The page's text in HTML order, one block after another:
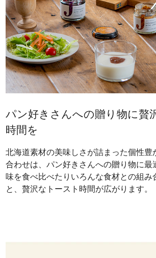
パン好きさんへの贈り物に贅
時間を
北海道素材の美味しさが詰まった個性豊
合わせは、パン好きさんへの贈り物に最
味を食べ比べたりいろんな食材との組み
と、贅沢なトースト時間が広がります。